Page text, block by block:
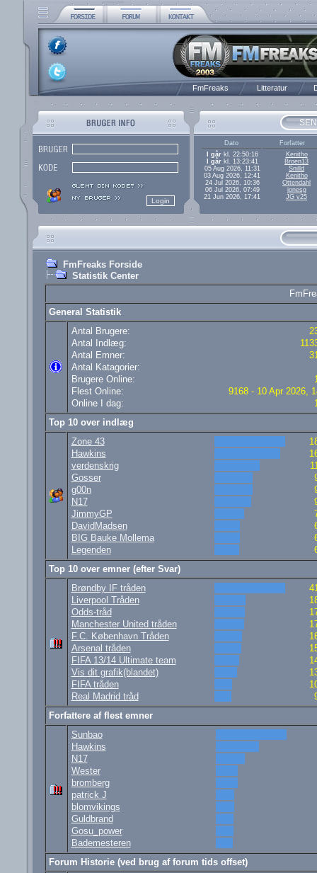
FmFreaks Litteratur
Dato
Forfatter
I gårkl. 22:50:16
Kenitho
I gårkl. 13:23:41
Broen13
05 Aug 2026, 11:31
Snilld
03 Aug 2026, 12:41
Kenitho
24 Jul 2026, 10:36
Ottendahl
06 Jul 2026, 07:49
jonesg
21 Jun 2026, 17:41
JG v25
FmFreaks Forside
Statistik Center
General Statistik
Antal Brugere:
Antal Indlæg:
Antal Emner:
Antal Katagorier:
Brugere Online:
Flest Online:
9168 - 10 Apr 2026,
Online I dag:
Top 10 over indlæg
Zone 43
Hawkins
verdenskrig
Gosser
g00n
N17
JimmyGP
DavidMadsen
BIG Bauke Mollema
Legenden
Top 10 over emner (efter Svar)
Brøndby IF tråden
Liverpool Tråden
Odds-tråd
Manchester United tråden
F.C. København Tråden
Arsenal tråden
FIFA 13/14 Ultimate team
Vis dit grafik(blandet)
FIFA tråden
Real Madrid tråd
Forfattere af flest emner
Sunbao
Hawkins
N17
Wester
bromberg
patrick J
blomvikings
Guldbrand
Gosu_power
Bademesteren
Forum Historie (ved brug af forum tids offset)